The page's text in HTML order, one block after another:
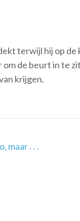
terwijl hij op de
om de beurt in te
krijgen.
maar . . .